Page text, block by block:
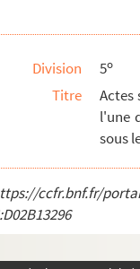
d'un grand
la vie et des vertus
quatre lettres
prononcés (en
Division 5o
Titre
Actes
l'une
sous
ccfr.bnf.fr/